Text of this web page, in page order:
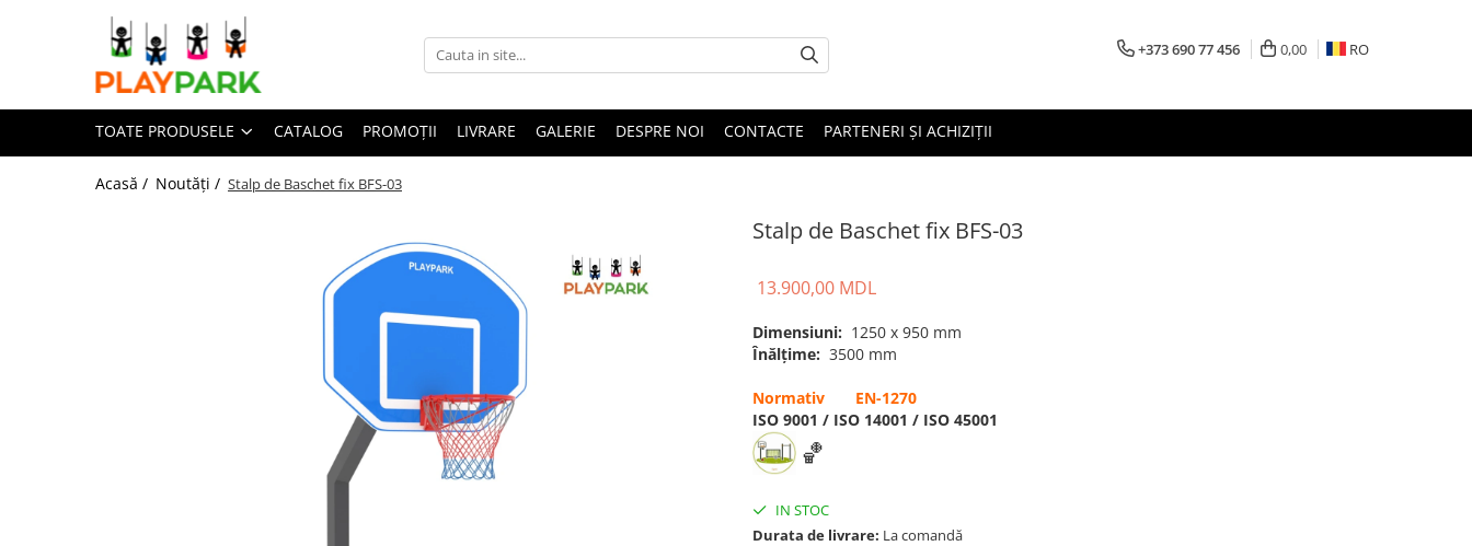
Toate Produsele
Complexe de Joacă
+373 690 77 456 0,00 RO
TOATE PRODUSELE CATALOG PROMOȚII LIVRARE GALERIE DESPRE NOI CONTACTE PARTENERI ȘI ACHIZIȚII
Acasă / Noutăți / Stalp de Baschet fix BFS-03
Stalp de Baschet fix BFS-03
13.900,00 MDL
Dimensiuni: 1250 x 950 mm
Înălțime: 3500 mm
Normativ EN-1270
ISO 9001 / ISO 14001 / ISO 45001
🏀
IN STOC
Durata de livrare: La comandă